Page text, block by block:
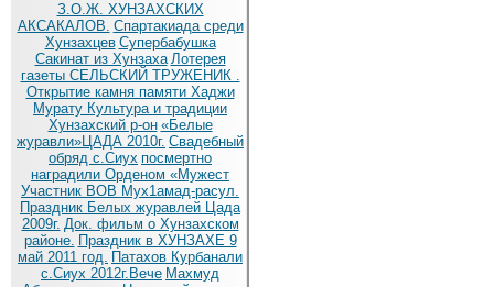
З.О.Ж. ХУНЗАХСКИХ
АКСАКАЛОВ. Спартакиада среди
Хунзахцев Супербабушка
Сакинат из Хунзаха Лотерея
газеты СЕЛЬСКИЙ ТРУЖЕНИК .
Открытие камня памяти Хаджи
Мурату Культура и традиции
Хунзахский р-он «Белые
журавли»ЦАДА 2010г. Cвадебный
обряд c.Сиух посмертно
наградили Орденом «Мужест
Участник ВОВ Мух1амад-расул.
Праздник Белых журавлей Цада
2009г. Док. фильм о Хунзахском
районе. Праздник в ХУНЗАХЕ 9
май 2011 год. Патахов Курбанали
с.Сиух 2012г.Вече Махмуд